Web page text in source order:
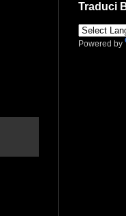
Traduci
Powered by